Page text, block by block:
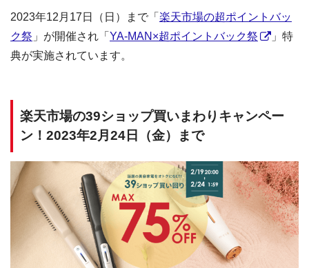
2023年12月17日（日）まで「 楽天市場の超ポイントバッ
ク祭 」が開催され「 YA-MAN×超ポイントバック祭
」特
典が実施されています。
楽天市場の39ショップ買いまわりキャンペー
ン！2023年2月24日（金）まで